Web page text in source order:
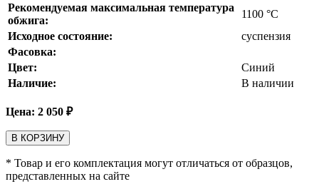
Рекомендуемая максимальная температура
обжига:
1100 °С
Исходное состояние:
суспензия
Фасовка:
Цвет:
Синий
Наличие:
В наличии
Цена: 2 050 ₽
В КОРЗИНУ
* Товар и его комплектация могут отличаться от образцов,
представленных на сайте